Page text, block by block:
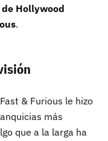
Hollywood
.
& Furious le hizo
más
que a la larga ha